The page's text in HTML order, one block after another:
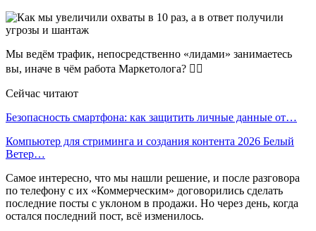
Мы ведём трафик, непосредственно «лидами» занимаетесь
вы, иначе в чём работа Маркетолога? 🤦‍♂
Сейчас читают
Безопасность смартфона: как защитить личные данные от…
Компьютер для стриминга и создания контента 2026 Белый
Ветер…
Самое интересно, что мы нашли решение, и после разговора
по телефону с их «Коммерческим» договорились сделать
последние посты с уклоном в продажи. Но через день, когда
остался последний пост, всё изменилось.